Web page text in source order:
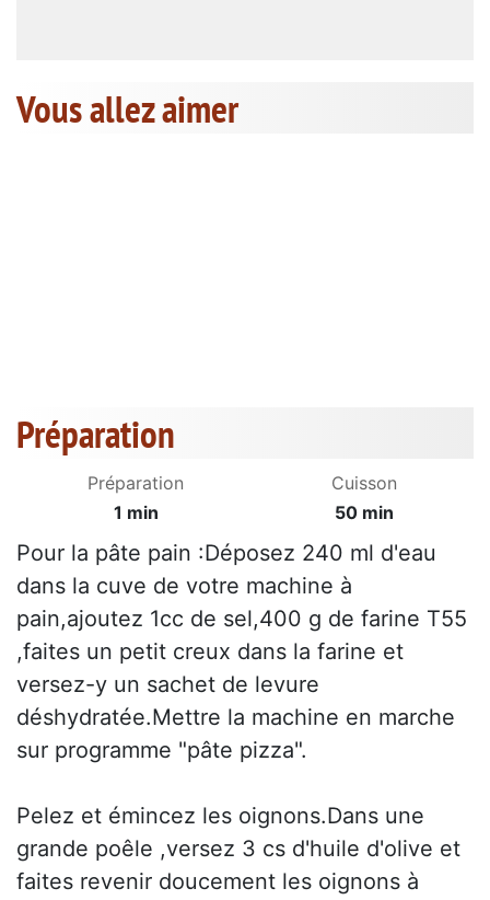
Vous allez aimer
Préparation
Préparation
1 min
Cuisson
50 min
Pour la pâte pain :Déposez 240 ml d'eau
dans la cuve de votre machine à
pain,ajoutez 1cc de sel,400 g de farine T55
,faites un petit creux dans la farine et
versez-y un sachet de levure
déshydratée.Mettre la machine en marche
sur programme "pâte pizza".
Pelez et émincez les oignons.Dans une
grande poêle ,versez 3 cs d'huile d'olive et
faites revenir doucement les oignons à